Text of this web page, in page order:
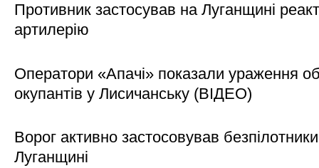
Противник застосував на Луганщині
артилерію
Оператори «Апачі» показали ураження
окупантів у Лисичанську (ВІДЕО)
Ворог активно застосовував
Луганщині